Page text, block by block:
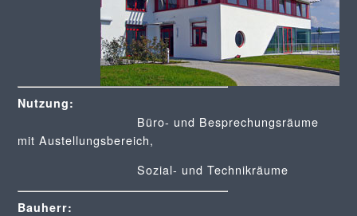
Nutzung:
Büro- und Besprechungsräume
mit Austellungsbereich,
Sozial- und Technikräume
Bauherr: